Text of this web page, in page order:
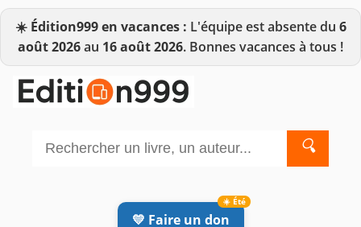
☀️ Édition999 en vacances : L'équipe est absente du 6
août 2026au 16 août 2026. Bonnes vacances à tous !
🔍
💛 Faire un don